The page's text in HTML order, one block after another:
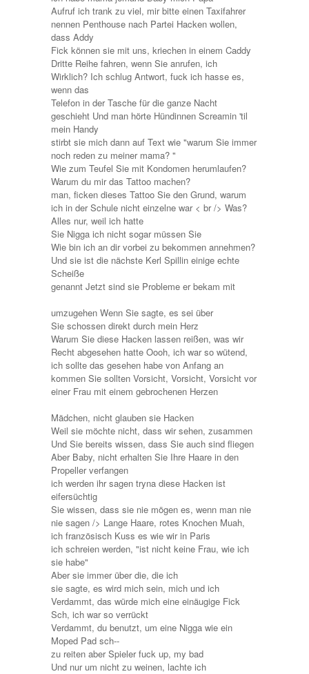
Aufruf ich trank zu viel, mir bitte einen Taxifahrer
nennen Penthouse nach Partei Hacken wollen,
dass Addy
Fick können sie mit uns, kriechen in einem Caddy
Dritte Reihe fahren, wenn Sie anrufen, ich
Wirklich? Ich schlug Antwort, fuck ich hasse es,
wenn das
Telefon in der Tasche für die ganze Nacht
geschieht Und man hörte Hündinnen Screamin 'til
mein Handy
stirbt sie mich dann auf Text wie "warum Sie immer
noch reden zu meiner mama? "
Wie zum Teufel Sie mit Kondomen herumlaufen?
Warum du mir das Tattoo machen?
man, ficken dieses Tattoo Sie den Grund, warum
ich in der Schule nicht einzelne war < br /> Was?
Alles nur, weil ich hatte
Sie Nigga ich nicht sogar müssen Sie
Wie bin ich an dir vorbei zu bekommen annehmen?
Und sie ist die nächste Kerl Spillin einige echte
Scheiße
genannt Jetzt sind sie Probleme er bekam mit
umzugehen Wenn Sie sagte, es sei über
Sie schossen direkt durch mein Herz
Warum Sie diese Hacken lassen reißen, was wir
Recht abgesehen hatte Oooh, ich war so wütend,
ich sollte das gesehen habe von Anfang an
kommen Sie sollten Vorsicht, Vorsicht, Vorsicht vor
einer Frau mit einem gebrochenen Herzen
Mädchen, nicht glauben sie Hacken
Weil sie möchte nicht, dass wir sehen, zusammen
Und Sie bereits wissen, dass Sie auch sind fliegen
Aber Baby, nicht erhalten Sie Ihre Haare in den
Propeller verfangen
ich werden ihr sagen tryna diese Hacken ist
eifersüchtig
Sie wissen, dass sie nie mögen es, wenn man nie
nie sagen /> Lange Haare, rotes Knochen Muah,
ich französisch Kuss es wie wir in Paris
ich schreien werden, "ist nicht keine Frau, wie ich
sie habe"
Aber sie immer über die, die ich
sie sagte, es wird mich sein, mich und ich
Verdammt, das würde mich eine einäugige Fick
Sch, ich war so verrückt
Verdammt, du benutzt, um eine Nigga wie ein
Moped Pad sch--
zu reiten aber Spieler fuck up, my bad
Und nur um nicht zu weinen, lachte ich